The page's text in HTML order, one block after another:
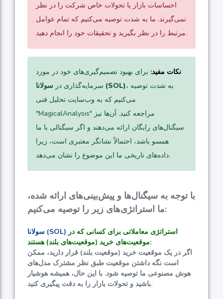
احساسات بازار یا تحولات خاص شرکت را در نظر
نمی‌گیرند. ما به شدت توصیه می‌کنیم که تمام عوامل
مرتبط را در نظر بگیرید و تحقیقات خود را انجام دهید.
نکات مفید: برای بهبود تصمیم‌گیری‌های خود در مورد
سرمایه‌گذاری در سولانا (SOL)، به شدت توصیه
می‌کنیم که به وب‌سایت تحلیل فنی
"MagicalAnalysis" مراجعه کنید. آن‌ها نیز
سیگنال‌های رایگان ارائه می‌دهند و اگر سیگنالی با ما
همسو باشد، احتمالاً نشانگر معتبری است، زیرا
داده‌های تاریخی ما این موضوع را نشان می‌دهد.
با توجه به سیگنال‌ها و پیش‌بینی‌های ارائه شده،
ما استراتژی‌های زیر را توصیه می‌کنیم:
سولانا (SOL) استراتژی معاملاتی برای کسانی که در
موقعیت‌های خرید (موقعیت‌های بلند) هستند:
اگر در یک موقعیت خرید (موقعیت بلند) قرار دارید، ممکن
است نگه داشتن موقعیت طبق نظر مشترک مدل‌های
هوش مصنوعی ما توصیه شود. با این حال، همیشه هوشیار
باشید و تحولات بازار را به دقت پیگیری کنید.